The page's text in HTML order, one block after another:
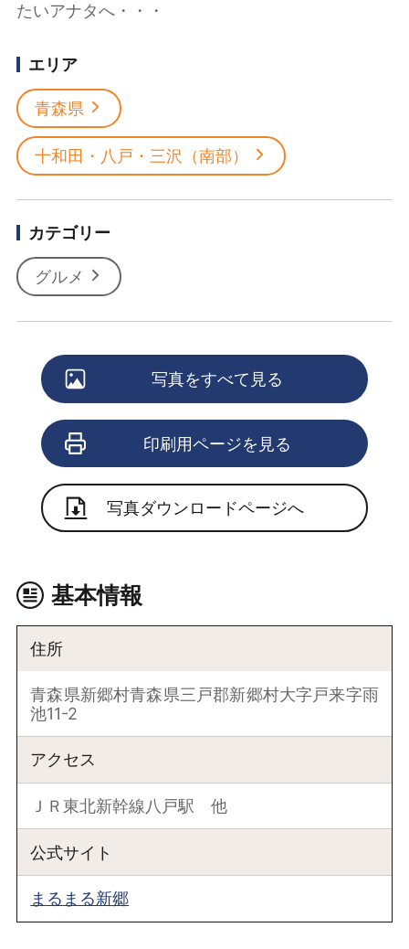
たいアナタへ・・・
エリア
青森県
十和田・八戸・三沢（南部）
カテゴリー
グルメ
写真をすべて見る
印刷用ページを見る
写真ダウンロードページへ
基本情報
住所
青森県新郷村青森県三戸郡新郷村大字戸来字雨
池11-2
アクセス
ＪＲ東北新幹線八戸駅 他
公式サイト
まるまる新郷